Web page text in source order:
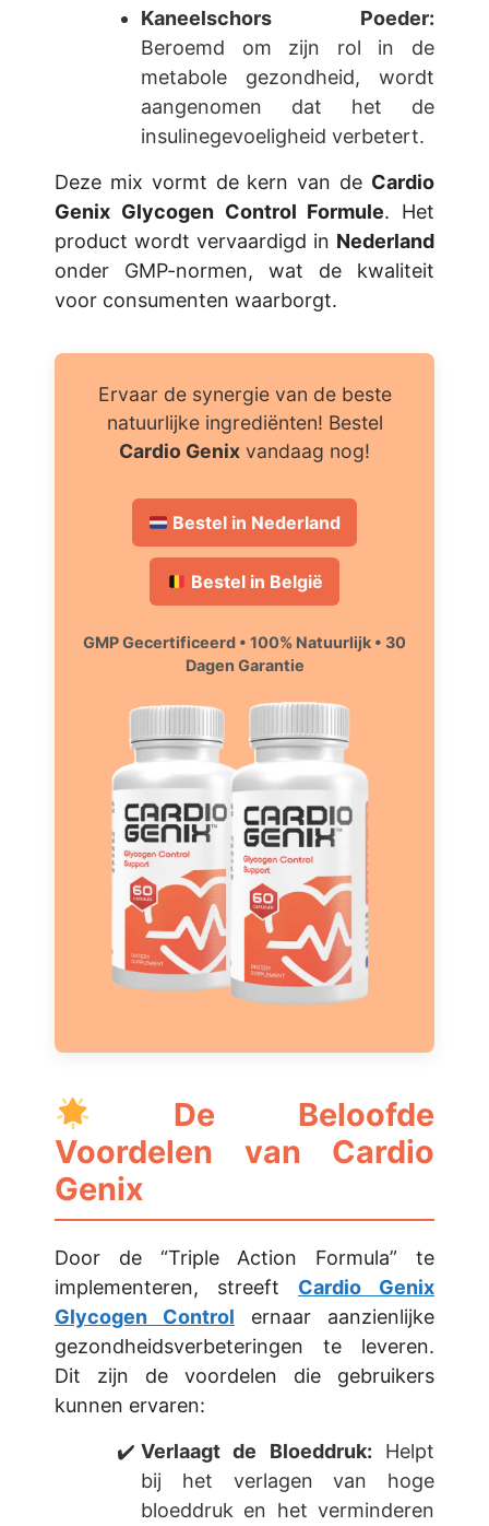
Kaneelschors Poeder:
Beroemd om zijn rol in de
metabole gezondheid, wordt
aangenomen dat het de
insulinegevoeligheid verbetert.
Deze mix vormt de kern van de Cardio
Genix Glycogen Control Formule. Het
product wordt vervaardigd in Nederland
onder GMP-normen, wat de kwaliteit
voor consumenten waarborgt.
Ervaar de synergie van de beste
natuurlijke ingrediënten! Bestel
Cardio Genix vandaag nog!
Bestel in Nederland
Bestel in België
GMP Gecertificeerd • 100% Natuurlijk • 30
Dagen Garantie
De Beloofde
Voordelen van Cardio
Genix
Door de “Triple Action Formula” te
implementeren, streeft Cardio Genix
Glycogen Control ernaar aanzienlijke
gezondheidsverbeteringen te leveren.
Dit zijn de voordelen die gebruikers
kunnen ervaren:
Verlaagt de Bloeddruk: Helpt
bij het verlagen van hoge
bloeddruk en het verminderen